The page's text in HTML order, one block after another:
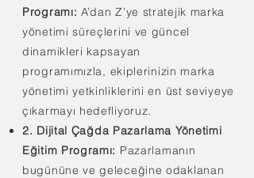
Programı: A’dan Z’ye stratejik marka
yönetimi süreçlerini ve güncel
dinamikleri kapsayan
programımızla, ekiplerinizin marka
yönetimi yetkinliklerini en üst seviyeye
çıkarmayı hedefliyoruz.
2. Dijital Çağda Pazarlama Yönetimi
Eğitim Programı: Pazarlamanın
bugününe ve geleceğine odaklanan